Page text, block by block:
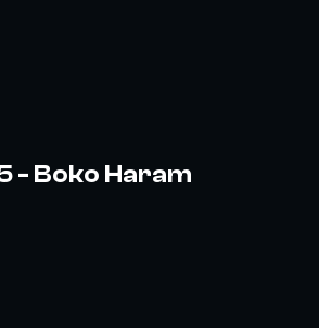
- Boko Haram